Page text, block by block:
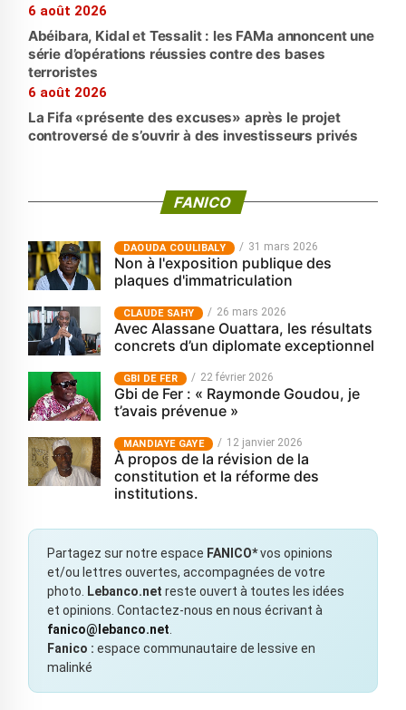
6 août 2026
Abéibara, Kidal et Tessalit : les FAMa annoncent une
série d’opérations réussies contre des bases
terroristes
6 août 2026
La Fifa «présente des excuses» après le projet
controversé de s’ouvrir à des investisseurs privés
FANICO
‎DAOUDA COULIBALY 31 mars 2026
Non à l'exposition publique des
plaques d'immatriculation
CLAUDE SAHY 26 mars 2026
Avec Alassane Ouattara, les résultats
concrets d’un diplomate exceptionnel
GBI DE FER 22 février 2026
Gbi de Fer : « Raymonde Goudou, je
t’avais prévenue »
MANDIAYE GAYE 12 janvier 2026
À propos de la révision de la
constitution et la réforme des
institutions.
Partagez sur notre espace FANICO*vos opinions
et/ou lettres ouvertes, accompagnées de votre
photo. Lebanco.net reste ouvert à toutes les idées
et opinions. Contactez-nous en nous écrivant à
fanico@lebanco.net.
Fanico : espace communautaire de lessive en
malinké